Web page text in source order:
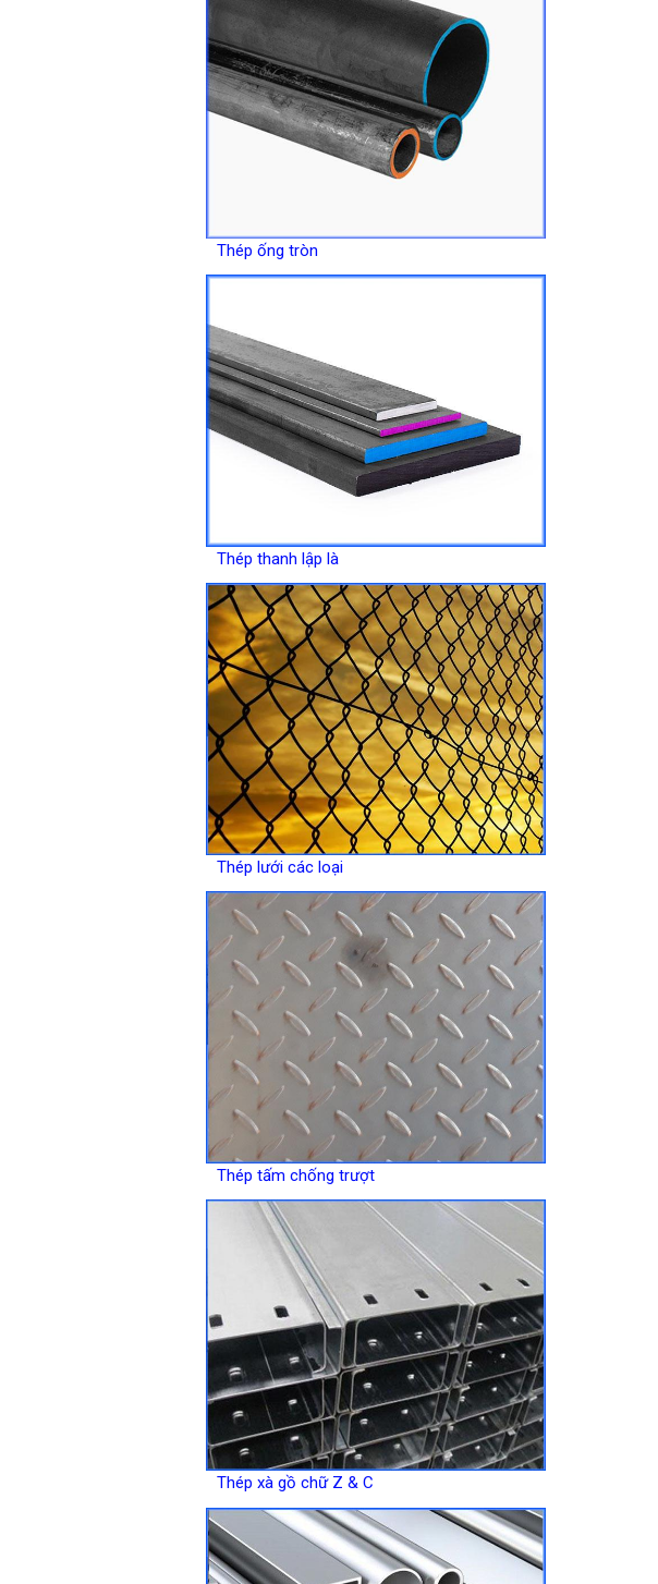
Thép ống tròn
Thép thanh lập là
Thép lưới các loại
Thép tấm chống trượt
Thép xà gồ chữ Z & C